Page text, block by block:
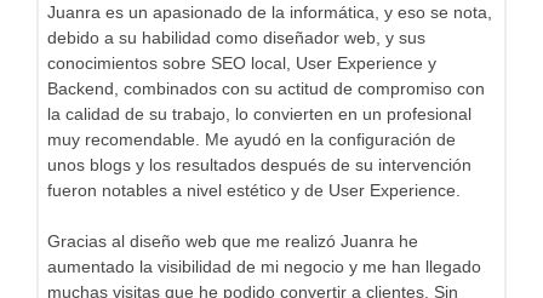
Juanra es un apasionado de la informática, y eso se nota,
debido a su habilidad como diseñador web, y sus
conocimientos sobre SEO local, User Experience y
Backend, combinados con su actitud de compromiso con
la calidad de su trabajo, lo convierten en un profesional
muy recomendable. Me ayudó en la configuración de
unos blogs y los resultados después de su intervención
fueron notables a nivel estético y de User Experience.
Gracias al diseño web que me realizó Juanra he
aumentado la visibilidad de mi negocio y me han llegado
muchas visitas que he podido convertir a clientes. Sin